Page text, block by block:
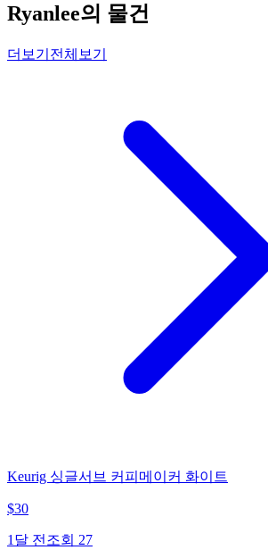
Ryanlee의 물건
더보기 전체보기
Keurig 싱글서브 커피메이커 화이트
$30
1달 전 조회 27